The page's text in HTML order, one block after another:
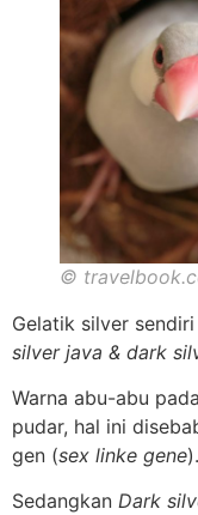
©
Gelatik silver
silver java & dark
Warna abu-abu pada
pudar, hal ini
gen (sex linke gene).
Sedangkan Dark